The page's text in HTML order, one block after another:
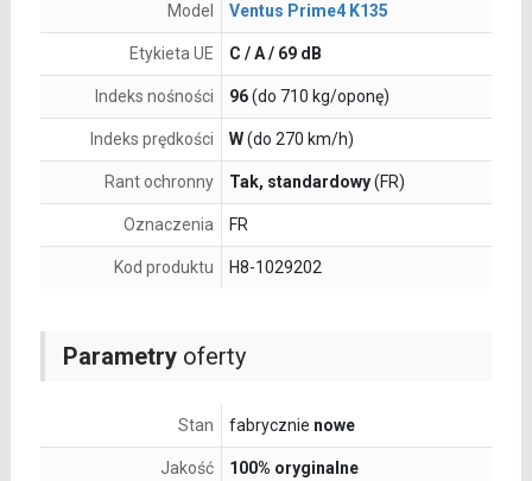
Parametryoferty
Stan fabrycznie nowe
Jakość 100% oryginalne
Model Ventus Prime4 K135
Etykieta UE C / A / 69 dB
Indeks nośności 96(do 710 kg/oponę)
Indeks prędkości W(do 270 km/h)
Rant ochronny Tak, standardowy(FR)
Oznaczenia FR
Kod produktu H8-1029202